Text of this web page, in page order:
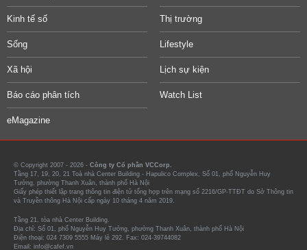
Kinh tế số Thị trường
Sống Lifestyle
Xã hội Lịch sự kiện
Báo cáo phân tích Watch List
eMagazine
© Copyright 2007 - 2026 - Công ty Cổ phần VCCorp.
Tầng 17, 19, 20, 21 Toà nhà Center Building - Hapulico Complex, Số 01, phố Nguyễn Huy
Tưởng, phường Thanh Xuân, thành phố Hà Nội
Giấy phép thiết lập trang thông tin điện tử tổng hợp trên mạng số 2216/GP-TTĐT do Sở Thông tin
và Truyền thông Hà Nội cấp ngày 10 tháng 4 năm 2019.
Tầng 21, tòa nhà Center Building.
Địa chỉ: Số 01, phố Nguyễn Huy Tưởng, phường Thanh Xuân, thành phố Hà Nội
Điện thoại: 024 7309 5555 Máy lẻ 292. Fax: 024-39744082
Email: info@cafef.vn